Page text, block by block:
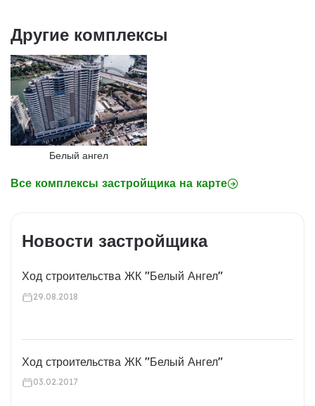
Другие комплексы
Белый ангел
Все комплексы застройщика на карте
Новости застройщика
Ход строительства ЖК "Белый Ангел"
29.08.2018
Ход строительства ЖК "Белый Ангел"
03.02.2017